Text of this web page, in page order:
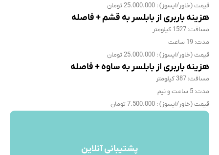
قیمت (خاور/ایسوز) : 25.000.000 تومان
هزینه باربری از بابلسر به قشم + فاصله
مسافت: 1527 کیلومتر
مدت: 19 ساعت
قیمت (خاور/ایسوز) : 25.000.000 تومان
هزینه باربری از بابلسر به ساوه + فاصله
مسافت: 387 کیلومتر
مدت: 5 ساعت و نیم
قیمت (خاور/ایسوز) : 7.500.000 تومان
پشتیبانی آنلاین